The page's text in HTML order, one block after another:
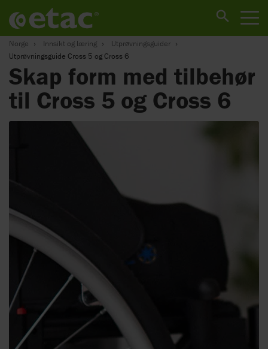
Norge Innsikt og læring
Utprøvningsguider
Utprøvningsguide Cross 5 og Cross 6
Skap form med tilbehør
til Cross 5 og Cross 6